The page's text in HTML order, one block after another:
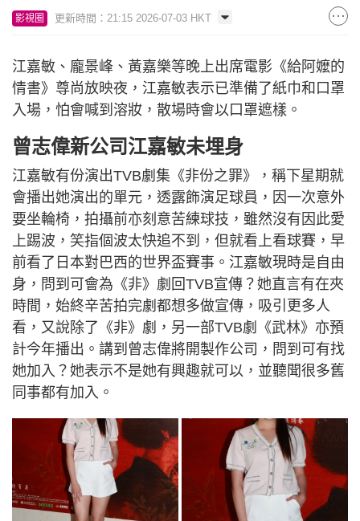
影視圈 更新時間：21:15 2026-07-03 HKT
江嘉敏、龐景峰、黃嘉樂等晚上出席電影《給阿嬤的
情書》尊尚放映夜，江嘉敏表示已準備了紙巾和口罩
入場，怕會喊到溶妝，散場時會以口罩遮樣。
曾志偉新公司江嘉敏未埋身
江嘉敏有份演出TVB劇集《非份之罪》，稱下星期就
會播出她演出的單元，透露飾演足球員，因一次意外
要坐輪椅，拍攝前亦刻意苦練球技，雖然沒有因此愛
上踢波，笑指個波太快追不到，但就看上看球賽，早
前看了日本對巴西的世界盃賽事。江嘉敏現時是自由
身，問到可會為《非》劇回TVB宣傳？她直言有在夾
時間，始終辛苦拍完劇都想多做宣傳，吸引更多人
看，又說除了《非》劇，另一部TVB劇《武林》亦預
計今年播出。講到曾志偉將開製作公司，問到可有找
她加入？她表示不是她有興趣就可以，並聽聞很多舊
同事都有加入。